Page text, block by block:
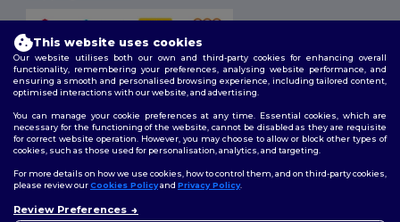
2026. All Rights Reserved
Terms & Conditions| Customization Policy
Follow Us
This website uses cookies
Our website utilises both our own and third-party cookies for enhancing overall
functionality, remembering your preferences, analysing website performance, and
ensuring a smooth and personalised browsing experience, including tailored content,
optimised interactions with our website, and advertising.
You can manage your cookie preferences at any time. Essential cookies, which are
necessary for the functioning of the website, cannot be disabled as they are requisite
for correct website operation. However, you may choose to allow or block other types of
cookies, such as those used for personalisation, analytics, and targeting.
For more details on how we use cookies, how to control them, and on third-party cookies,
please review ourCookies Policyand Privacy Policy.
Review Preferences